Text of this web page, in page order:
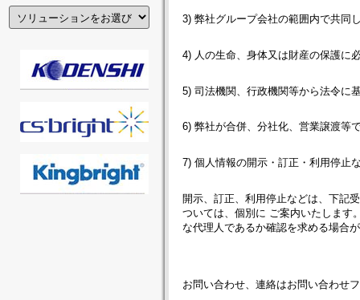
3) 弊社グループ会社の範囲内で共同
4) 人の生命、身体又は財産の保護に
5) 司法機関、行政機関等から法令に
6) 弊社が合併、分社化、営業譲渡等
7) 個人情報の開示・訂正・利用停止
開示、訂正、利用停止などは、下記
ついては、個別に ご案内いたします
な代理人であるか確認を求める場合
お問い合わせ、連絡はお問い合わせ